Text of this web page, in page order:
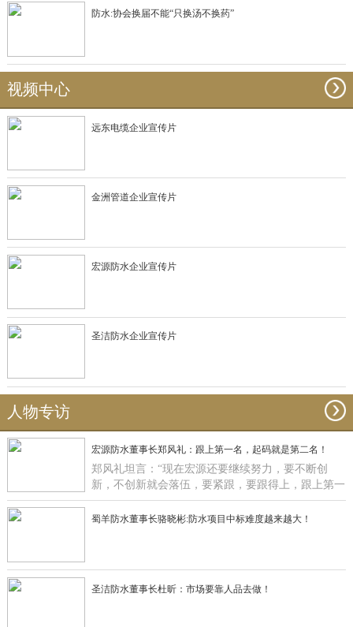
防水:协会换届不能“只换汤不换药”
视频中心
远东电缆企业宣传片
金洲管道企业宣传片
宏源防水企业宣传片
圣洁防水企业宣传片
人物专访
宏源防水董事长郑风礼：跟上第一名，起码就是第二名！
郑风礼坦言：“现在宏源还要继续努力，要不断创
新，不创新就会落伍，要紧跟，要跟得上，跟上第一
名，起码就是第二名了”。
蜀羊防水董事长骆晓彬:防水项目中标难度越来越大！
圣洁防水董事长杜昕：市场要靠人品去做！